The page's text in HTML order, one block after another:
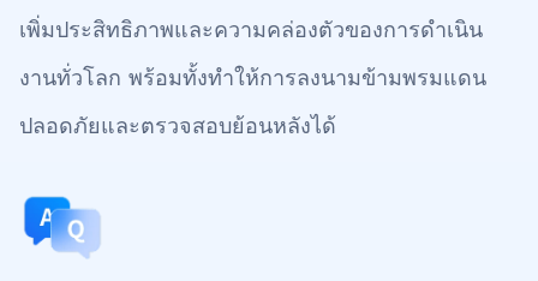
เพิ่มประสิทธิภาพและความคล่องตัวของการดำเนิน
งานทั่วโลก พร้อมทั้งทำให้การลงนามข้ามพรมแดน
ปลอดภัยและตรวจสอบย้อนหลังได้